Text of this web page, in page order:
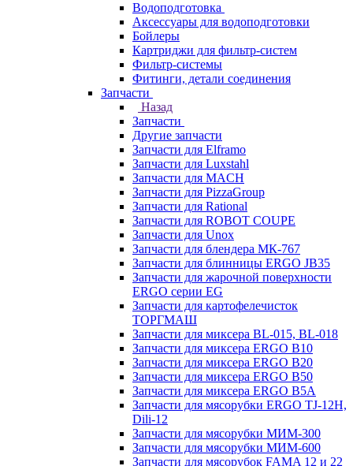
Водоподготовка
Аксессуары для водоподготовки
Бойлеры
Картриджи для фильтр-систем
Фильтр-системы
Фитинги, детали соединения
Запчасти
Назад
Запчасти
Другие запчасти
Запчасти для Elframo
Запчасти для Luxstahl
Запчасти для MACH
Запчасти для PizzaGroup
Запчасти для Rational
Запчасти для ROBOT COUPE
Запчасти для Unox
Запчасти для блендера МК-767
Запчасти для блинницы ERGO JB35
Запчасти для жарочной поверхности
ERGO серии EG
Запчасти для картофелечисток
ТОРГМАШ
Запчасти для миксера BL-015, BL-018
Запчасти для миксера ERGO B10
Запчасти для миксера ERGO B20
Запчасти для миксера ERGO B50
Запчасти для миксера ERGO B5A
Запчасти для мясорубки ERGO TJ-12H,
Dili-12
Запчасти для мясорубки МИМ-300
Запчасти для мясорубки МИМ-600
Запчасти для мясорубок FAMA 12 и 22